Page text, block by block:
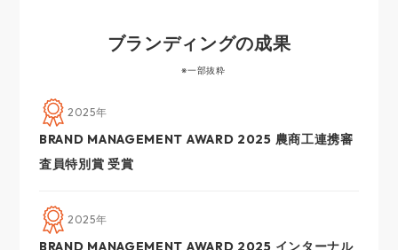
ブランディングの成果
※一部抜粋
2025年
BRAND MANAGEMENT AWARD 2025 農商工連携審
査員特別賞 受賞
2025年
BRAND MANAGEMENT AWARD 2025 インターナル